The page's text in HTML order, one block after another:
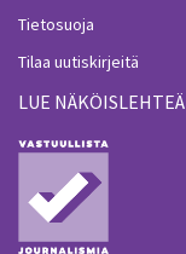
Tietosuoja
Tilaa uutiskirjeitä
LUE NÄKÖISLEHTEÄ